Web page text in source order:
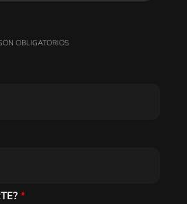
OBLIGATORIOS
*